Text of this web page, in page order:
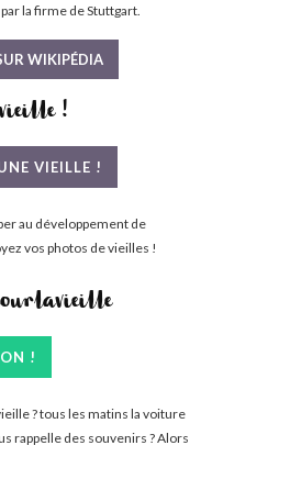
la firme de Stuttgart.
WIKIPÉDIA
!
VIEILLE !
au développement de
vos photos de vieilles !
!
? tous les matins la voiture
rappelle des souvenirs ? Alors